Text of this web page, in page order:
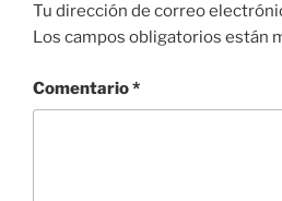
Tu dirección de correo
Los campos obligatorios están
Comentario*